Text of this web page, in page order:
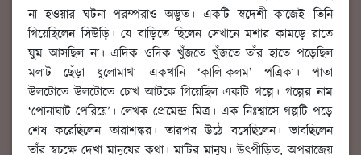
না হওয়ার ঘটনা পরম্পরাও অদ্ভুত। একটি স্বদেশী কাজেই তিনি
গিয়েছিলেন সিউড়ি। যে বাড়িতে ছিলেন সেখানে মশার কামড়ে রাতে
ঘুম আসছিল না। এদিক ওদিক খুঁজতে খুঁজতে তাঁর হাতে পড়েছিল
মলাট ছেঁড়া ধুলোমাখা একখানি ‘কালি-কলম’ পত্রিকা। পাতা
উলটোতে উলটোতে চোখ আটকে গিয়েছিল একটি গল্পে। গল্পের নাম
‘পোনাঘাট পেরিয়ে’। লেখক প্রেমেন্দ্র মিত্র। এক নিঃশ্বাসে গল্পটি পড়ে
শেষ করেছিলেন তারাশঙ্কর। তারপর উঠে বসেছিলেন। ভাবছিলেন
তাঁর স্বচক্ষে দেখা মানুষের কথা। মাটির মানুষ। উৎপীড়িত, অপরাজেয়